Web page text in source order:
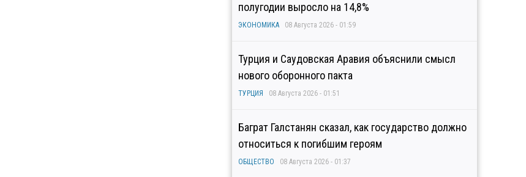
полугодии выросло на 14,8%
ЭКОНОМИКА 08 Августа 2026 - 01:59
Турция и Саудовская Аравия объяснили смысл
нового оборонного пакта
ТУРЦИЯ 08 Августа 2026 - 01:51
Баграт Галстанян сказал, как государство должно
относиться к погибшим героям
ОБЩЕСТВО 08 Августа 2026 - 01:37